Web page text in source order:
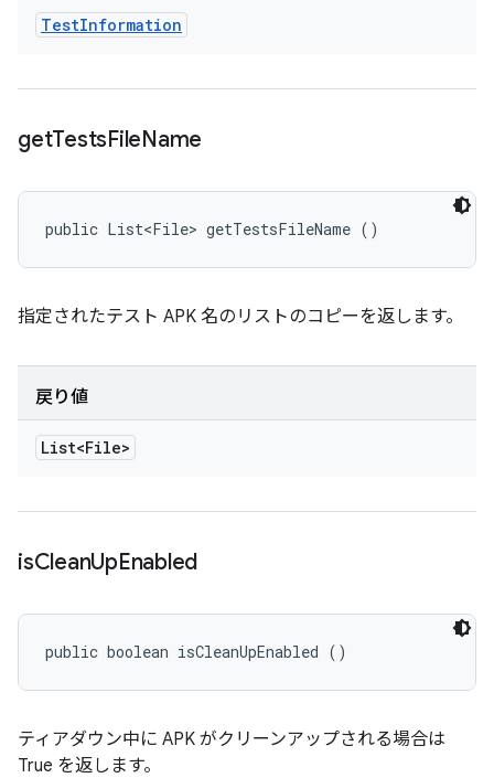
TestInformation
getTestsFileName
public List<File> getTestsFileName ()
指定されたテスト APK 名のリストのコピーを返します。
戻り値
List<File>
isCleanUpEnabled
public boolean isCleanUpEnabled ()
ティアダウン中に APK がクリーンアップされる場合は
True を返します。